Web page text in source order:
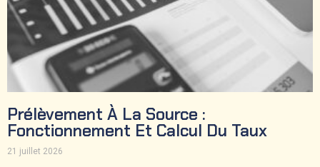
Prélèvement À La Source :
Fonctionnement Et Calcul Du Taux
21 juillet 2026